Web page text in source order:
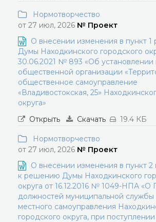
Нормотворчество
от 27 июл, 2026 № Проект
О внесении изменения в пункт
Думы Находкинского городского
30.06.2021 № 893 «Об установлении
общественной организации
общественное самоуправление
«Владивостокская, 25»
округа»
Открыть
Скачать 19.4 КБ
Нормотворчество
от 27 июл, 2026 № Проект
О внесении изменения в пункт
к решению Думы Находкинского
округа от 16.12.2016 № 1049-НПА «О
должностей муниципальной службы
местного самоуправления
городского округа, при